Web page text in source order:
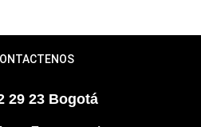
29 23 Bogotá